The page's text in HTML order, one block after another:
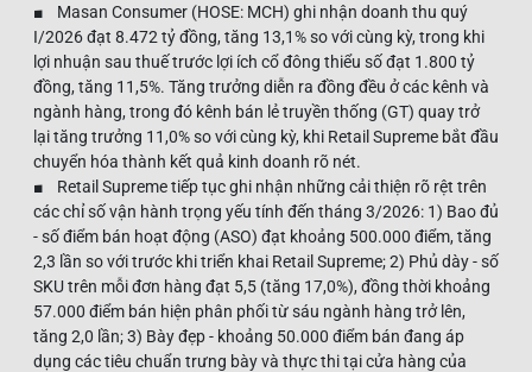
■ Masan Consumer (HOSE: MCH) ghi nhận doanh thu quý
I/2026 đạt 8.472 tỷ đồng, tăng 13,1% so với cùng kỳ, trong khi
lợi nhuận sau thuế trước lợi ích cổ đông thiểu số đạt 1.800 tỷ
đồng, tăng 11,5%. Tăng trưởng diễn ra đồng đều ở các kênh và
ngành hàng, trong đó kênh bán lẻ truyền thống (GT) quay trở
lại tăng trưởng 11,0% so với cùng kỳ, khi Retail Supreme bắt đầu
chuyển hóa thành kết quả kinh doanh rõ nét.
■ Retail Supreme tiếp tục ghi nhận những cải thiện rõ rệt trên
các chỉ số vận hành trọng yếu tính đến tháng 3/2026: 1) Bao đủ
- số điểm bán hoạt động (ASO) đạt khoảng 500.000 điểm, tăng
2,3 lần so với trước khi triển khai Retail Supreme; 2) Phủ dày - số
SKU trên mỗi đơn hàng đạt 5,5 (tăng 17,0%), đồng thời khoảng
57.000 điểm bán hiện phân phối từ sáu ngành hàng trở lên,
tăng 2,0 lần; 3) Bày đẹp - khoảng 50.000 điểm bán đang áp
dụng các tiêu chuẩn trưng bày và thực thi tại cửa hàng của